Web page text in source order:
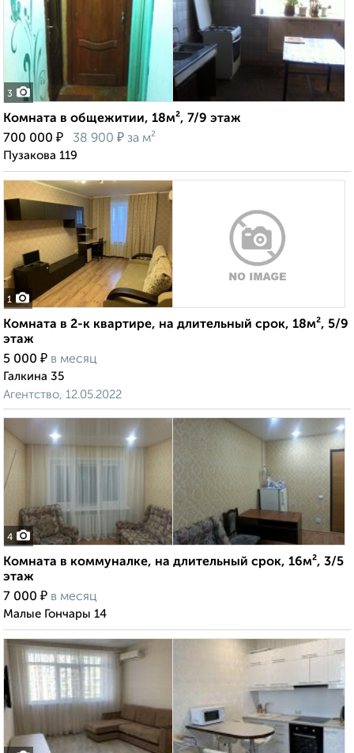
3
Комната в общежитии, 18м², 7/9 этаж
700 000 ₽ 38 900 ₽ за м²
Пузакова 119
1
Комната в 2-к квартире, на длительный срок, 18м², 5/9
этаж
5 000 ₽ в месяц
Галкина 35
Агентство, 12.05.2022
4
Комната в коммуналке, на длительный срок, 16м², 3/5
этаж
7 000 ₽ в месяц
Малые Гончары 14